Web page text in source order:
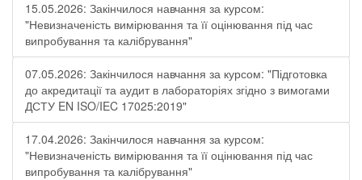
15.05.2026: Закінчилося навчання за курсом:
"Невизначеність вимірювання та її оцінювання під час
випробування та калібрування"
07.05.2026: Закінчилося навчання за курсом: "Підготовка
до акредитації та аудит в лабораторіях згідно з вимогами
ДСТУ EN ISO/IEC 17025:2019"
17.04.2026: Закінчилося навчання за курсом:
"Невизначеність вимірювання та її оцінювання під час
випробування та калібрування"